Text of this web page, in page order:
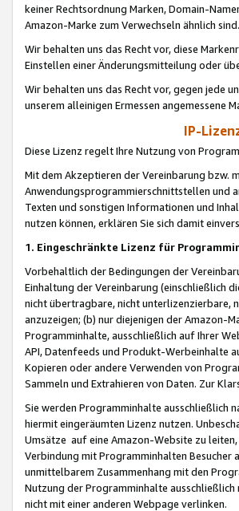
keiner Rechtsordnung Marken, Domain-
Amazon-Marke zum Verwechseln ähnlich sind.
Wir behalten uns das Recht vor, diese
Einstellen einer Änderungsmitteilung oder
Wir behalten uns das Recht vor, gegen jede
unserem alleinigen Ermessen angemessene
IP-
Diese Lizenz regelt Ihre Nutzung von
Mit dem Akzeptieren der Vereinbarung bzw.
Anwendungsprogrammierschnittstellen und
Texten und sonstigen Informationen und
nutzen können, erklären Sie sich damit
1. Eingeschränkte Lizenz für
Vorbehaltlich der Bedingungen der
Einhaltung der Vereinbarung (einschließlich
nicht übertragbare, nicht unterlizenzierbare,
anzuzeigen; (b) nur diejenigen der Amazon-
Programminhalte, ausschließlich auf Ihrer
API, Datenfeeds und Produkt-Werbeinhalte
Kopieren oder andere Verwenden von
Sammeln und Extrahieren von Daten. Zur
Sie werden Programminhalte ausschließlich
hiermit eingeräumten Lizenz nutzen.
Umsätze auf eine Amazon-Website zu
Verbindung mit Programminhalten Besucher
unmittelbarem Zusammenhang mit den
Nutzung der Programminhalte
nicht mit einer anderen Webpage verlinken.